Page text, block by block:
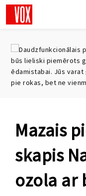
Mazais
skapis
ozola ar